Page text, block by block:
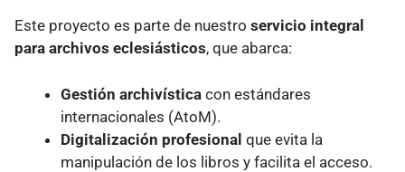
Este proyecto es parte de nuestro servicio integral
para archivos eclesiásticos, que abarca:
Gestión archivística con estándares
internacionales (AtoM).
Digitalización profesional que evita la
manipulación de los libros y facilita el acceso.